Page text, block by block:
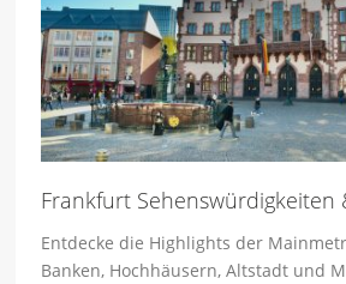
Frankfurt Sehenswürdigkeiten
Entdecke die Highlights der
Banken, Hochhäusern, Altstadt und